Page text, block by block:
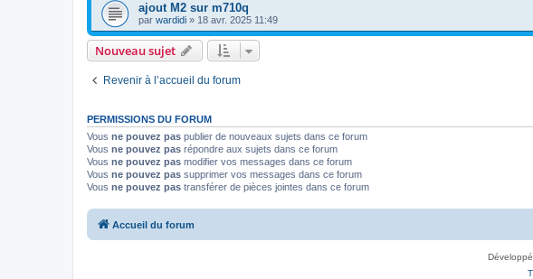
ajout M2 sur m710q
par wardidi » 18 avr. 2025 11:49
Nouveau sujet
Revenir à l’accueil du forum
PERMISSIONS DU FORUM
Vous ne pouvez pas publier de nouveaux sujets dans ce forum
Vous ne pouvez pas répondre aux sujets dans ce forum
Vous ne pouvez pas modifier vos messages dans ce forum
Vous ne pouvez pas supprimer vos messages dans ce forum
Vous ne pouvez pas transférer de pièces jointes dans ce forum
Accueil du forum